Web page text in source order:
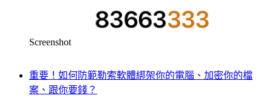
Screenshot
重要！如何防範勒索軟體綁架你的電腦、加密你的檔
案、跟你要錢？